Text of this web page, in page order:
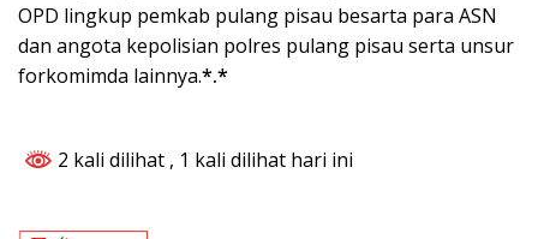
OPD lingkup pemkab pulang pisau besarta para ASN
dan angota kepolisian polres pulang pisau serta unsur
forkomimda lainnya.*.*
2 kali dilihat , 1 kali dilihat hari ini